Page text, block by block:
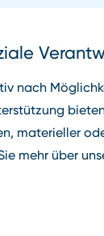
nach
materieller
mehr über